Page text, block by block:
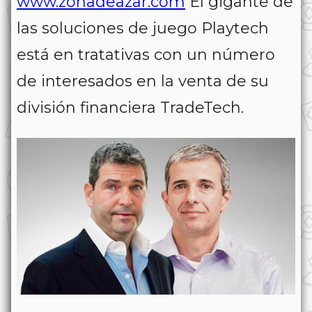
las soluciones de juego Playtech
está en tratativas con un número
de interesados en la venta de su
división financiera TradeTech.